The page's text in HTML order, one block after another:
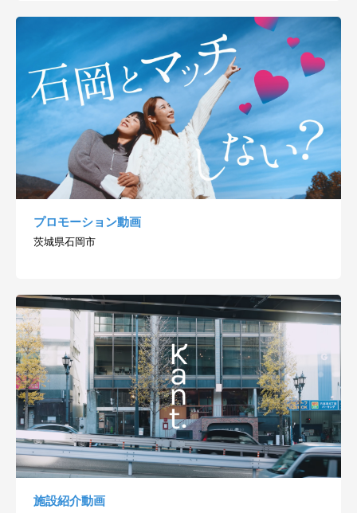
プロモーション動画
茨城県石岡市
施設紹介動画